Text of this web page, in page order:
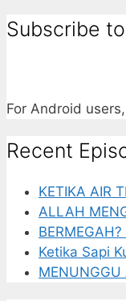
Subscribe
For Android
Recent
KETIKA AIR
ALLAH
Ketika Sapi
MENUNGGU